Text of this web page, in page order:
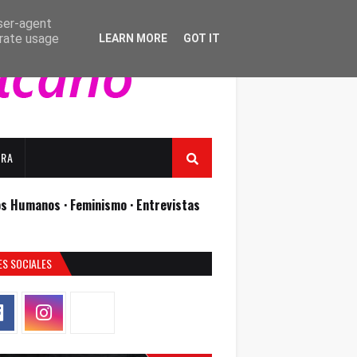
Humanos · Feminismo · Entrevistas
SOCIALES
agent
usage
LEARN MORE GOT IT